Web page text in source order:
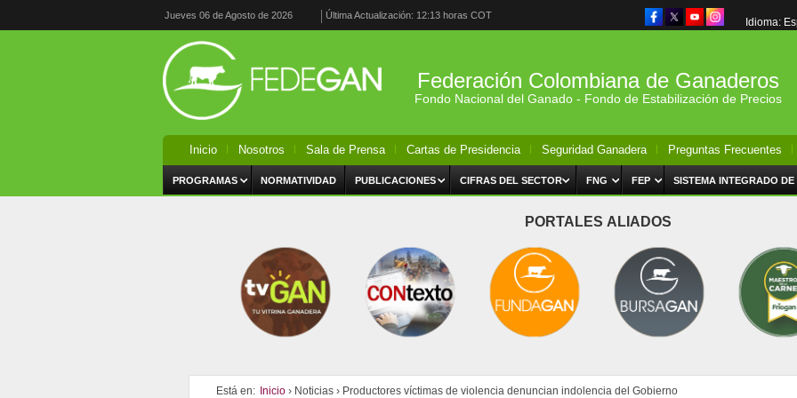
Jueves 06 de Agosto de 2026 Última Actualización: 12:13 horas COT
Idioma:
Federación Colombiana de Ganaderos
Fondo Nacional del Ganado - Fondo de Estabilización de Precios
Inicio Nosotros Sala de Prensa Cartas de Presidencia Seguridad Ganadera Preguntas Frecuentes
PROGRAMAS NORMATIVIDAD PUBLICACIONES CIFRAS DEL SECTOR FNG FEP SISTEMA INTEGRADO DE
PORTALES ALIADOS
Está en: Inicio › Noticias › Productores víctimas de violencia denuncian indolencia del Gobierno